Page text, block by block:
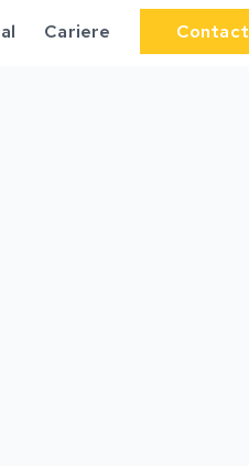
Cariere Contact